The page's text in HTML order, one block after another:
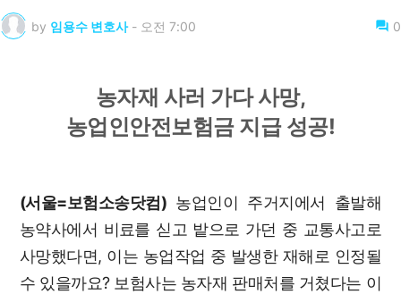
by 임용수 변호사 - 오전 7:00 0
농자재 사러 가다 사망,
농업인안전보험금 지급 성공!
(서울=보험소송닷컴) 농업인이 주거지에서 출발해
농약사에서 비료를 싣고 밭으로 가던 중 교통사고로
사망했다면, 이는 농업작업 중 발생한 재해로 인정될
수 있을까요? 보험사는 농자재 판매처를 거쳤다는 이